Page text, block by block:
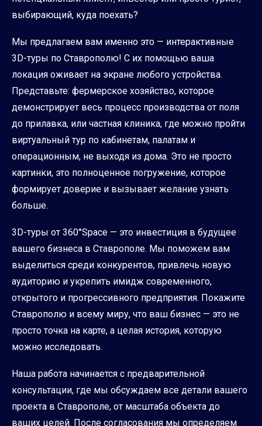
выбирающий, куда поехать?
Мы предлагаем вам именно это — интерактивные
3D-туры по Ставрополю! С их помощью ваша
локация оживает на экране любого устройства.
Представьте: фермерское хозяйство, которое
демонстрирует весь процесс производства от поля
до прилавка, или частная клиника, где можно пройти
виртуальный тур по кабинетам, палатам и
операционным, не выходя из дома. Это не просто
картинки, это полноценное погружение, которое
формирует доверие и вызывает желание узнать
больше.
3D-туры от 360°Space — это инвестиция в будущее
вашего бизнеса в Ставрополе. Мы поможем вам
выделиться среди конкурентов, привлечь новую
аудиторию и укрепить имидж современного,
открытого и прогрессивного предприятия. Покажите
Ставрополю и всему миру, что ваш бизнес — это не
просто точка на карте, а целая история, которую
можно исследовать.
Наша работа начинается с предварительной
консультации, где мы обсуждаем все детали вашего
проекта в Ставрополе, от масштаба объекта до
ваших целей. После согласования мы определяем